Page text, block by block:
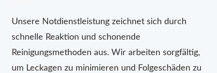
Unsere Notdienstleistung zeichnet sich durch
schnelle Reaktion und schonende
Reinigungsmethoden aus. Wir arbeiten sorgfältig,
um Leckagen zu minimieren und Folgeschäden zu